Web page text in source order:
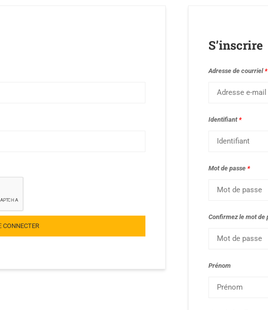
CONNECTER
S’inscrire
Adresse de courriel*
Identifiant*
Mot de passe *
Confirmez le mot de
Prénom